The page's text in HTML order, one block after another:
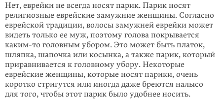
Нет, еврейки не всегда носят парик. Парик носят
религиозные еврейские замуж­ние женщины. Согласно
еврейской традиции, волосы замужней еврейки может
видеть только ее муж, поэтому голова покрывается
каким-то головным убором. Это может быть платок,
шляпка, шапочка или косынка, а также парик, который
приравнивается к головному убору. Некоторые
еврейские женщины, которые носят парики, очень
коротко стригутся или иногда даже бреются налысо
для того, чтобы этот парик было удобнее носить.